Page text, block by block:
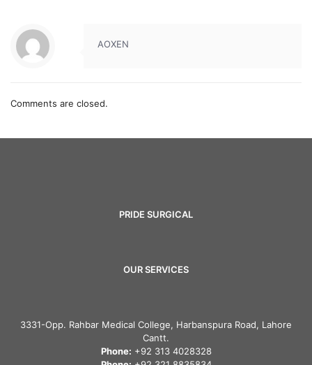
AOXEN
Comments are closed.
PRIDE SURGICAL
OUR SERVICES
3331-Opp. Rahbar Medical College, Harbanspura Road, Lahore
Cantt.
Phone: +92 313 4028328